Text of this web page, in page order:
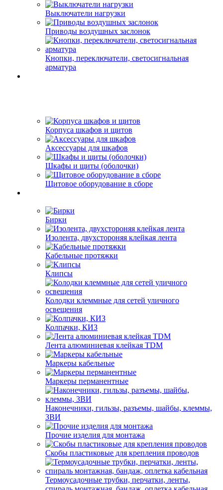
Выключатели нагрузки
Приводы воздушных заслонок
Кнопки, переключатели, светосигнальная
арматура
Корпуса шкафов и щитов
Аксессуары для шкафов
Шкафы и щиты (оболочки)
Щитовое оборудование в сборе
Бирки
Изолента, двухстороняя клейкая лента
Кабельные протяжки
Клипсы
Колодки клеммные для сетей уличного
освещения
Колпачки, КИЗ
Лента алюминиевая клейкая TDM
Маркеры кабельные
Маркеры перманентные
Наконечники, гильзы, разъемы, шайбы, клеммы,
ЗВИ
Прочие изделия для монтажа
Скобы пластиковые для крепления проводов
Термоусадочные трубки, перчатки, ленты,